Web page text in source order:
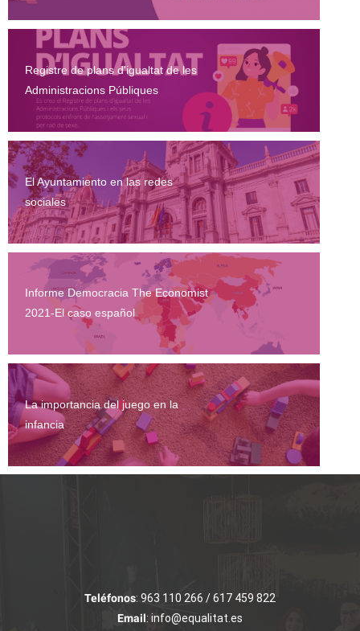
Registre de plans d'igualtat de les
Administracions Públiques
El Ayuntamiento en las redes
sociales
Informe Democracia The Economist
2021-El caso español
La importancia del juego en la
infancia
Teléfonos: 963 110 266 / 617 459 822
Email: info@equalitat.es